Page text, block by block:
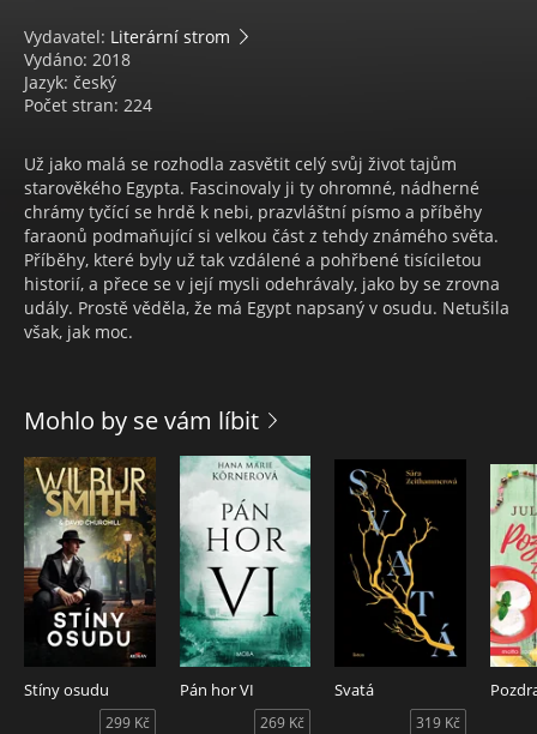
Vydavatel: Literární strom
Vydáno: 2018
Jazyk: český
Počet stran: 224
Už jako malá se rozhodla zasvětit celý svůj život tajům
starověkého Egypta. Fascinovaly ji ty ohromné, nádherné
chrámy tyčící se hrdě k nebi, prazvláštní písmo a příběhy
faraonů podmaňující si velkou část z tehdy známého světa.
Příběhy, které byly už tak vzdálené a pohřbené tisíciletou
historií, a přece se v její mysli odehrávaly, jako by se zrovna
udály. Prostě věděla, že má Egypt napsaný v osudu. Netušila
však, jak moc.
Mohlo by se vám líbit
Stíny osudu
299 Kč
Pán hor VI
269 Kč
Svatá
319 Kč